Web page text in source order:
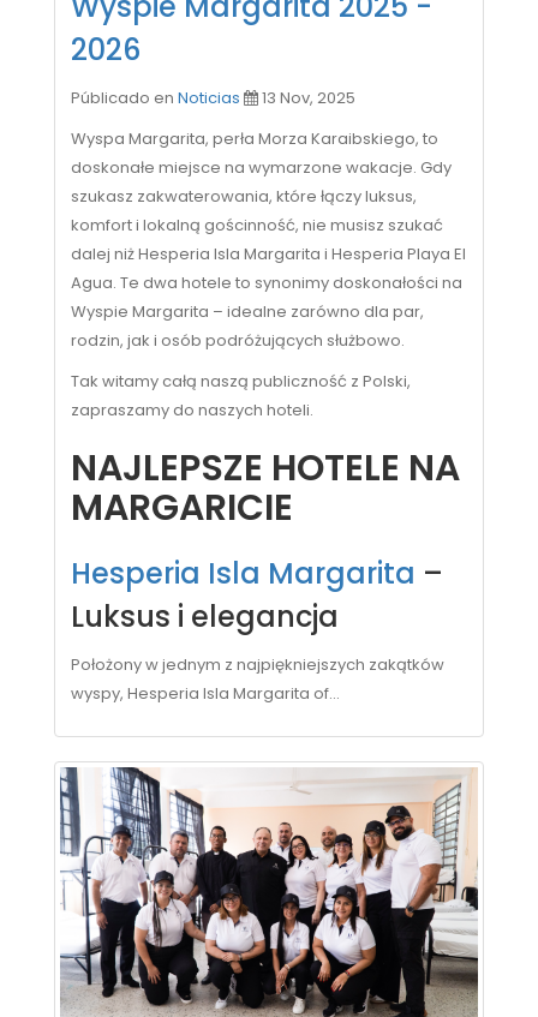
2026
Públicado en Noticias
13 Nov, 2025
Wyspa Margarita, perła Morza Karaibskiego, to
doskonałe miejsce na wymarzone wakacje. Gdy
szukasz zakwaterowania, które łączy luksus,
komfort i lokalną gościnność, nie musisz szukać
dalej niż Hesperia Isla Margarita i Hesperia Playa El
Agua. Te dwa hotele to synonimy doskonałości na
Wyspie Margarita – idealne zarówno dla par,
rodzin, jak i osób podróżujących służbowo.
Tak witamy całą naszą publiczność z Polski,
zapraszamy do naszych hoteli.
NAJLEPSZE HOTELE NA
MARGARICIE
Hesperia Isla Margarita –
Luksus i elegancja
Położony w jednym z najpiękniejszych zakątków
wyspy, Hesperia Isla Margarita of...